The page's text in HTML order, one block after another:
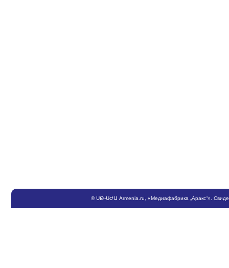
©ՍԹ-ՍԺԱ Armenia.ru , «Медиафабрика „Аракс“».